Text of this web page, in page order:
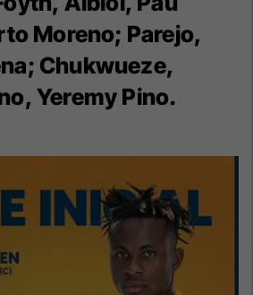
Moreno; Parejo,
Chukwueze,
Yeremy Pino.